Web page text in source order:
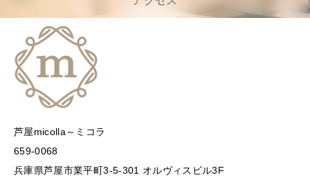
芦屋micolla～ミコラ
659-0068
兵庫県芦屋市業平町3-5-301 オルヴィスビル3F